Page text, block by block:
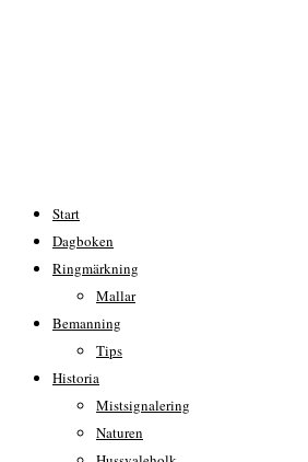
Start
Dagboken
Ringmärkning
Mallar
Bemanning
Tips
Historia
Mistsignalering
Naturen